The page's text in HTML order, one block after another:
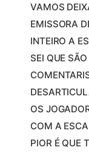
VAMOS
EMISSORA
INTEIRO A
SEI QUE
OS
COM A
PIOR É QUE